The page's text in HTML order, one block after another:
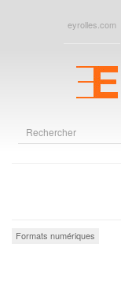
eyrolles.com
Formats numériques